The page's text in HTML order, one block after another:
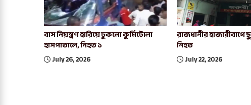
বাস নিয়ন্ত্রণ হারিয়ে ঢুকলো কুর্মিটোলা
হাসপাতালে, নিহত ১
July 26, 2026
রাজধানীর
নিহত
July 22, 2026